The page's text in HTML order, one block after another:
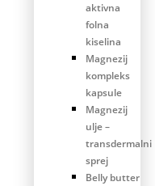
aktivna
folna
kiselina
Magnezij
kompleks
kapsule
Magnezij
ulje –
transdermalni
sprej
Belly butter